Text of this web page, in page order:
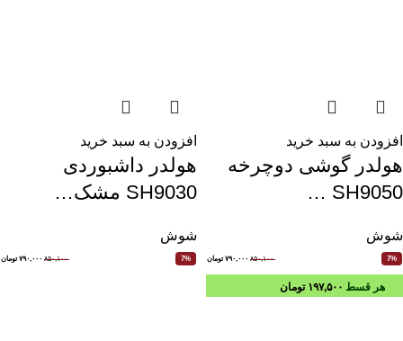
افزودن به سبد خرید
هولدر گوشی دوچرخه
SH9050 …
شوش
7% ۸۵۰,۱۰۰ ۷۹۰,۰۰۰ تومان
افزودن به سبد خرید
هولدر داشبوردی
SH9030 مشک…
شوش
7% ۸۵۰,۱۰۰ ۷۹۰,۰۰۰ تومان
هر قسط ۱۹۷,۵۰۰ تومان